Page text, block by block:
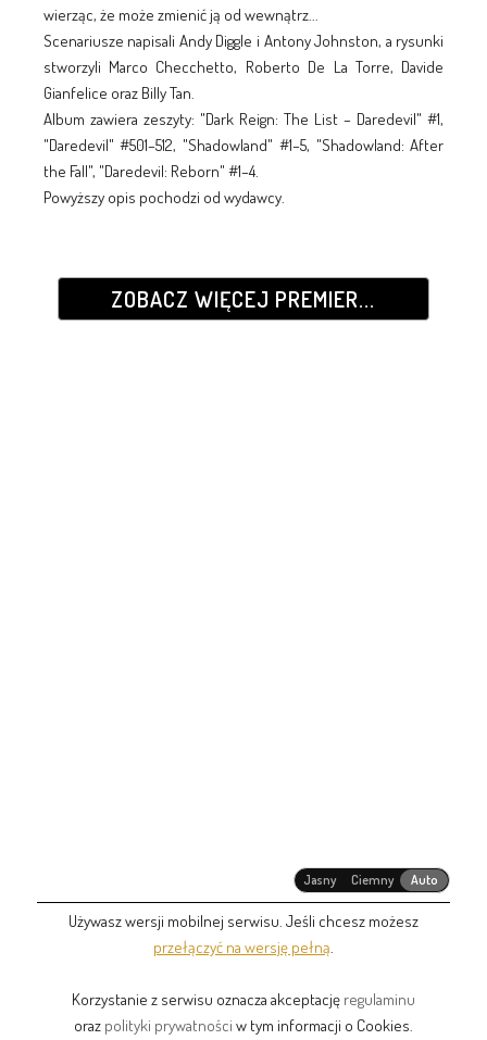
wierząc, że może zmienić ją od wewnątrz...
Scenariusze napisali Andy Diggle i Antony Johnston, a rysunki
stworzyli Marco Checchetto, Roberto De La Torre, Davide
Gianfelice oraz Billy Tan.
Album zawiera zeszyty: "Dark Reign: The List – Daredevil" #1,
"Daredevil" #501–512, "Shadowland" #1–5, "Shadowland: After
the Fall", "Daredevil: Reborn" #1–4.
Powyższy opis pochodzi od wydawcy.
ZOBACZ WIĘCEJ PREMIER...
Jasny Ciemny Auto
Używasz wersji mobilnej serwisu. Jeśli chcesz możesz
przełączyć na wersję pełną
Korzystanie z serwisu oznacza akceptację regulaminu
oraz polityki prywatności w tym informacji o Cookies.